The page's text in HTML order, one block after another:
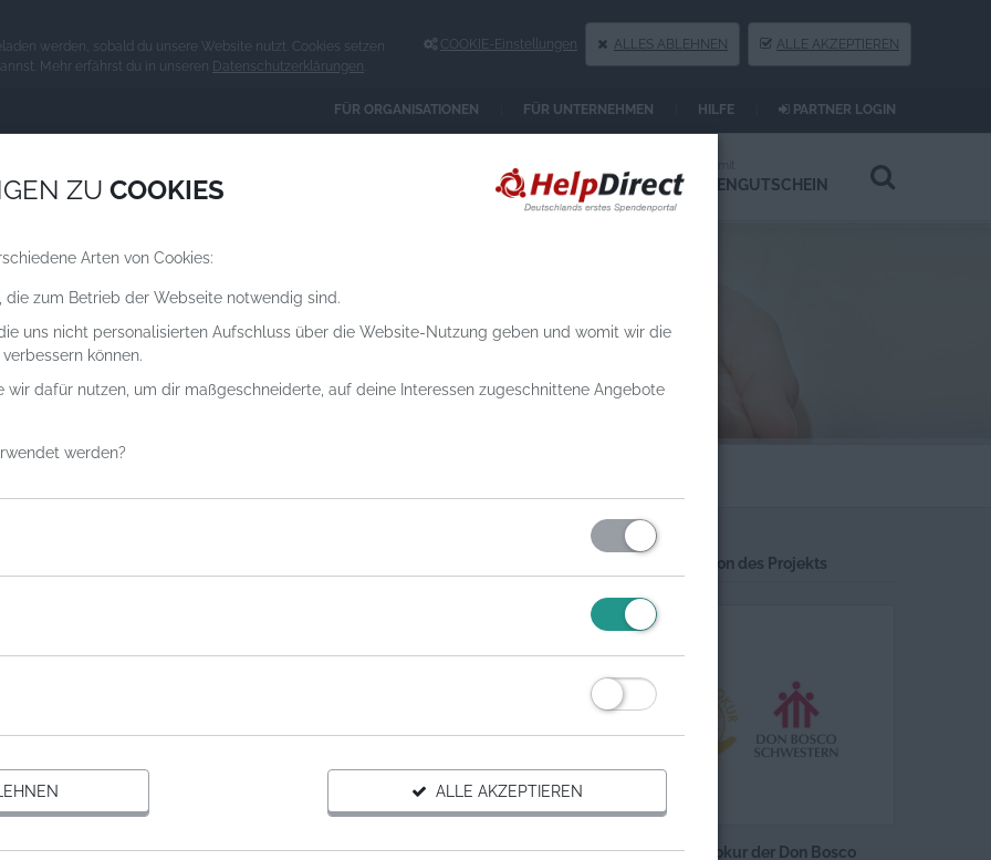
werden, sobald du unsere Website nutzt. Cookies setzen
Mehr erfährst du in unseren Datenschutzerklärungen
COOKIE-Einstellungen ALLES ABLEHNEN ALLE AKZEPTIEREN
FÜR ORGANISATIONEN FÜR UNTERNEHMEN HILFE PARTNER LOGIN
Spenden an
HILFSPROJEKTE SPENDENGUTSCHEIN
Trägerorganisation des Projekts
Missionsprokur der Don Bosco
ZU COOKIES
Arten von Cookies:
die zum Betrieb der Webseite notwendig sind.
uns nicht personalisierten Aufschluss über die Website-Nutzung geben und womit wir die
können.
wir dafür nutzen, um dir maßgeschneiderte, auf deine Interessen zugeschnittene Angebote
werden?
ALLE AKZEPTIEREN